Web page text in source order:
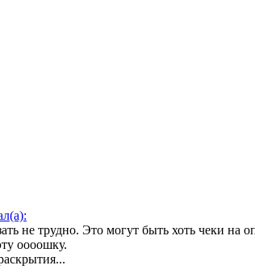
не трудно. Это могут быть хоть чеки на
оооошку.